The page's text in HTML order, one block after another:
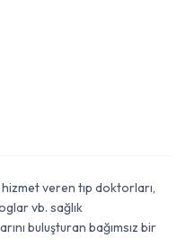
veren tıp doktorları,
vb. sağlık
buluşturan bağımsız bir